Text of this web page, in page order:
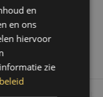
voor 14.00 uur
en
en ons
hiervoor
zie